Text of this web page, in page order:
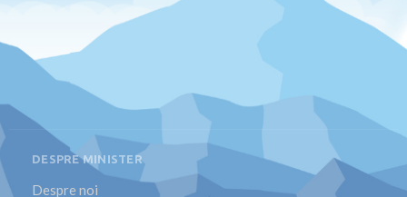
DESPRE MINISTER
Despre noi